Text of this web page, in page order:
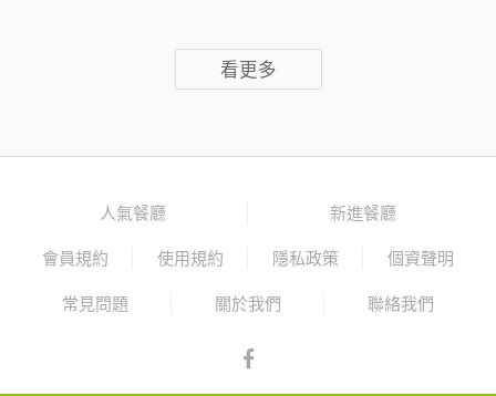
看更多
人氣餐廳 新進餐廳
會員規約 使用規約 隱私政策 個資聲明
常見問題 關於我們 聯絡我們